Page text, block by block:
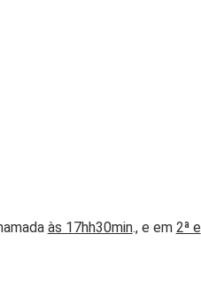
às 17hh30min., e em 2ª e